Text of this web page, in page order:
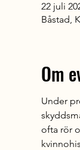
22 juli
Båstad,
Om
Under
ofta rör